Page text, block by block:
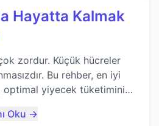
Hayatta Kalmak
zordur. Küçük hücreler
Bu rehber, en iyi
Oku →